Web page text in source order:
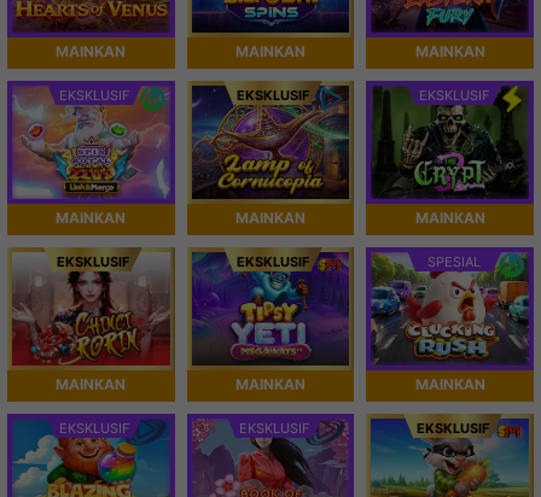
MAINKAN MAINKAN MAINKAN
EKSKLUSIF
MAINKAN
EKSKLUSIF
MAINKAN
EKSKLUSIF
MAINKAN
EKSKLUSIF
MAINKAN
EKSKLUSIF
MAINKAN
SPESIAL
MAINKAN
EKSKLUSIF EKSKLUSIF EKSKLUSIF